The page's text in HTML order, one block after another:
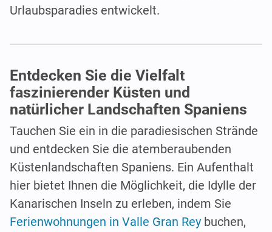
Urlaubsparadies entwickelt.
Entdecken Sie die Vielfalt
faszinierender Küsten und
natürlicher Landschaften Spaniens
Tauchen Sie ein in die paradiesischen Strände
und entdecken Sie die atemberaubenden
Küstenlandschaften Spaniens. Ein Aufenthalt
hier bietet Ihnen die Möglichkeit, die Idylle der
Kanarischen Inseln zu erleben, indem Sie
Ferienwohnungen in Valle Gran Rey buchen,